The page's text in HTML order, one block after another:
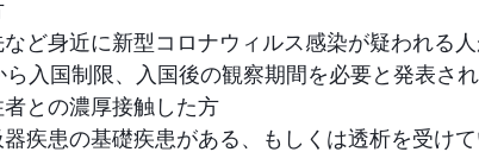
ど身近に新型コロナウィルス感染が疑われる
入国制限、入国後の観察期間を必要と発表さ
との濃厚接触した方
疾患の基礎疾患がある、もしくは透析を受け